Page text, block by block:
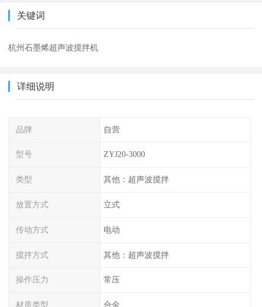
关键词
杭州石墨烯超声波搅拌机
详细说明
品牌 自营
型号 ZYJ20-3000
类型 其他：超声波搅拌
放置方式 立式
传动方式 电动
搅拌方式 其他：超声波搅拌
操作压力 常压
材质类型 合金